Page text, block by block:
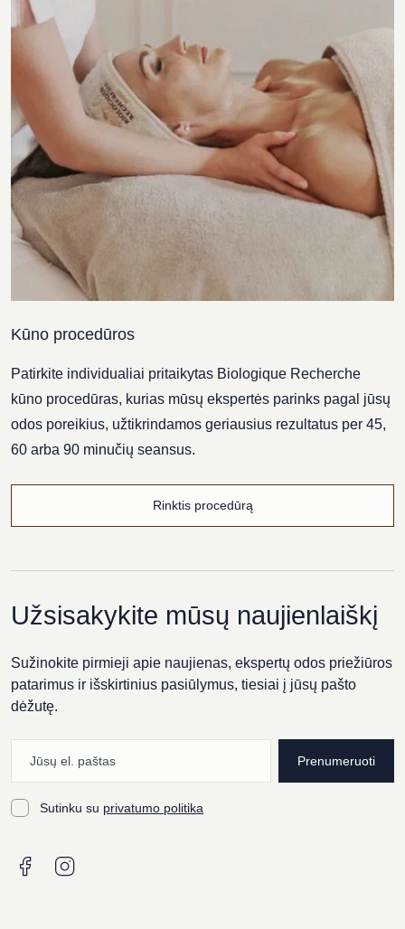
Kūno procedūros
Patirkite individualiai pritaikytas Biologique Recherche
kūno procedūras, kurias mūsų ekspertės parinks pagal jūsų
odos poreikius, užtikrindamos geriausius rezultatus per 45,
60 arba 90 minučių seansus.
Rinktis procedūrą
Užsisakykite mūsų naujienlaiškį
Sužinokite pirmieji apie naujienas, ekspertų odos priežiūros
patarimus ir išskirtinius pasiūlymus, tiesiai į jūsų pašto
dėžutę.
Prenumeruoti
Sutinku su privatumo politika